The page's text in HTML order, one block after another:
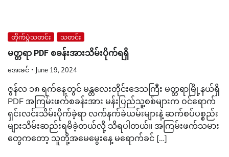
တိုက်ပွဲသတင်း သတင်း
မတ္တရာ PDF စခန်းအားသိမ်းပိုက်ရရှိ
အေးခင် June 19, 2024
ဇွန်လ ၁၈ ရက်နေ့တွင် မန္တလေးတိုင်းဒေသကြီး မတ္တရာမြို့နယ်ရှိ
PDF အကြမ်းဖက်စခန်းအား မန်းပြည်သူ့စစ်များက ဝင်ရောက်
ရှင်းလင်းသိမ်းပိုက်ခဲ့ရာ လက်နက်ခဲယမ်းများနဲ့ ဆက်စပ်ပစ္စည်း
များသိမ်းဆည်းရမိခဲ့တယ်လို့ သိရပါတယ်။ အကြမ်းဖက်သမား
တွေကတော့ သူတို့အမေမွေးနေ့ မရောက်ခင် […]